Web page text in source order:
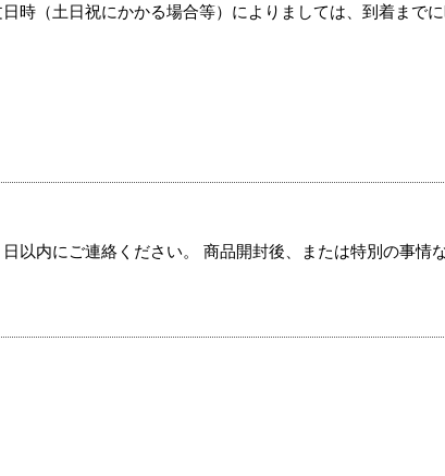
時（土日祝にかかる場合等）によりましては、到着まで
以内にご連絡ください。 商品開封後、または特別の事情